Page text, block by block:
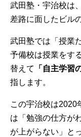
※2023年度の合格実
札幌校
問合
せ
校
せ
仙台駅
泉中央
校
問合
せ
武田塾・宇治校は
差路に面したビル
武田塾では「授業
予備校は授業をす
替えて
「自主学習
指します。
この宇治校は2020
は「勉強の仕方が
が上がらない」と